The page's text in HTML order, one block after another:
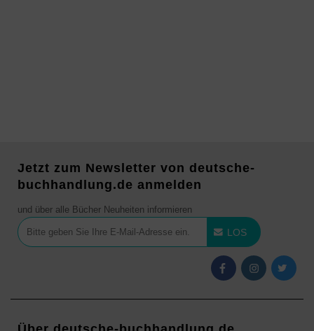
Jetzt zum Newsletter von deutsche-
buchhandlung.de anmelden
und über alle Bücher Neuheiten informieren
LOS